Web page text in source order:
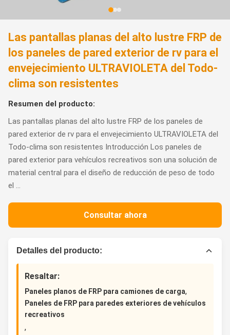
Las pantallas planas del alto lustre FRP de
los paneles de pared exterior de rv para el
envejecimiento ULTRAVIOLETA del Todo-
clima son resistentes
Resumen del producto:
Las pantallas planas del alto lustre FRP de los paneles de
pared exterior de rv para el envejecimiento ULTRAVIOLETA del
Todo-clima son resistentes Introducción Los paneles de
pared exterior para vehículos recreativos son una solución de
material central para el diseño de reducción de peso de todo
el ...
Consultar ahora
Detalles del producto:
Resaltar:
Paneles planos de FRP para camiones de carga,
Paneles de FRP para paredes exteriores de vehículos
recreativos
,